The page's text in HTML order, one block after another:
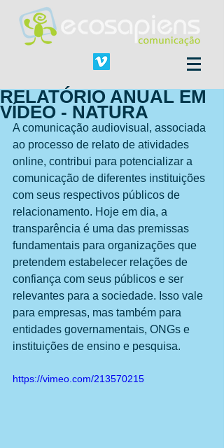
RELATÓRIO ANUAL EM
VÍDEO - NATURA
A comunicação audiovisual, associada
ao processo de relato de atividades
online, contribui para potencializar a
comunicação de diferentes instituições
com seus respectivos públicos de
relacionamento. Hoje em dia, a
transparência é uma das premissas
fundamentais para organizações que
pretendem estabelecer relações de
confiança com seus públicos e ser
relevantes para a sociedade. Isso vale
para empresas, mas também para
entidades governamentais, ONGs e
instituições de ensino e pesquisa.
https://vimeo.com/213570215